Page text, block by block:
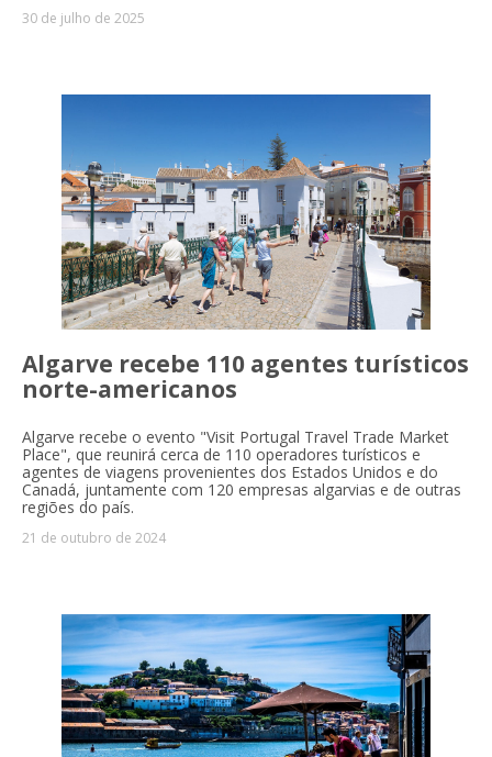
30 de julho de 2025
Algarve recebe 110 agentes turísticos
norte-americanos
Algarve recebe o evento "Visit Portugal Travel Trade Market
Place", que reunirá cerca de 110 operadores turísticos e
agentes de viagens provenientes dos Estados Unidos e do
Canadá, juntamente com 120 empresas algarvias e de outras
regiões do país.
21 de outubro de 2024